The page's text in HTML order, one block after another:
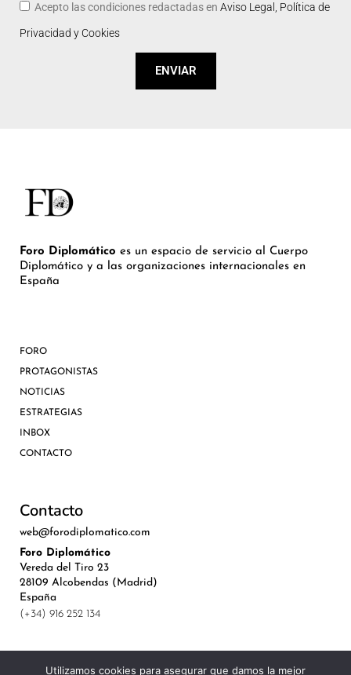
Acepto las condiciones redactadas en Aviso Legal, Política de
Privacidad y Cookies
ENVIAR
Foro Diplomático es un espacio de servicio al Cuerpo
Diplomático y a las organizaciones internacionales en
España
FORO
PROTAGONISTAS
NOTICIAS
ESTRATEGIAS
INBOX
CONTACTO
Contacto
web@forodiplomatico.com
Foro Diplomático
Vereda del Tiro 23
28109 Alcobendas (Madrid)
España
(+34) 916 252 134
Utilizamos cookies para asegurar que damos la mejor